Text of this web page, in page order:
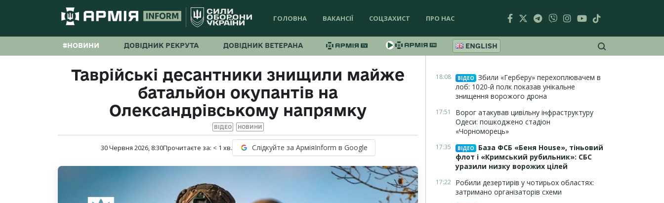
ГОЛОВНА ВАКАНСІЇ СОЦЗАХИСТ ПРО НАС
#НОВИНИ ДОВІДНИК РЕКРУТА ДОВІДНИК ВЕТЕРАНА ENGLISH
Таврійські десантники знищили майже
батальйон окупантів на
Олександрівському напрямку
ВІДЕО НОВИНИ
30 Червня 2026, 8:30Прочитаєте за: < 1 хв. Слідкуйте за АрміяInform в Google
18:08 ВІДЕО
Збили «Герберу» перехоплювачем в
лоб: 1020-й полк показав унікальне
знищення ворожого дрона
17:51
Ворог атакував цивільну інфраструктуру
Одеси: пошкоджено стадіон
«Чорноморець»
17:35 ВІДЕО
База ФСБ «Беня House», тіньовий
флот і «Кримський рубильник»: СБС
уразили низку ворожих цілей
17:22 Робили дезертирів у чотирьох областях:
затримано організаторів схеми